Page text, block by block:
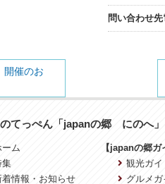
問い合わせ
催のお
てっぺん「japanの郷 にのへ」
ーム
集
着情報・お知らせ
【japanの郷ガ
観光ガイ
グルメガ